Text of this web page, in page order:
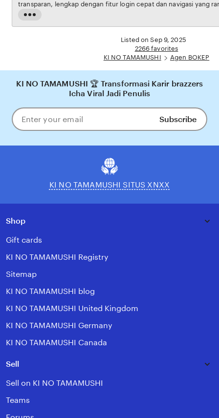
Read
the
transparan, lengkap dengan fitur login cepat dan navigasi yang ramah pengguna. Setiap
transaksi dijamin aman, sementara update hasil dan informasi permainan selalu tersedia
pecinta BOKEP online di Indonesia.Listed on Sep 9, 2025
2266 favorites
KI NO TAMAMUSHI
Agen BOKEP
KI NO TAMAMUSHI 🏆 Transformasi Karir brazzers
Icha Viral Jadi Penulis
Enter
your
Subscribe
KI NO TAMAMUSHI SITUS XNXX
Shop
Gift cards
KI NO TAMAMUSHI Registry
Sitemap
KI NO TAMAMUSHI blog
KI NO TAMAMUSHI United Kingdom
KI NO TAMAMUSHI Germany
KI NO TAMAMUSHI Canada
Sell
Sell on KI NO TAMAMUSHI
Teams